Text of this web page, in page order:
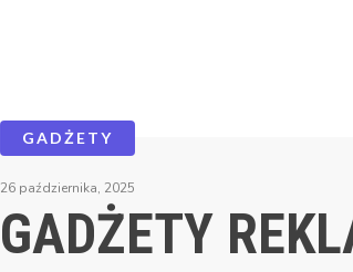
GADŻETY
26 października, 2025
GADŻETY